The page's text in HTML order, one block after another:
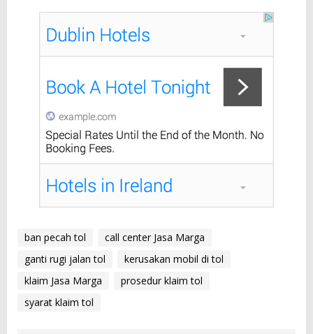
ban pecah tol
call center Jasa Marga
ganti rugi jalan tol
kerusakan mobil di tol
klaim Jasa Marga
prosedur klaim tol
syarat klaim tol